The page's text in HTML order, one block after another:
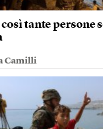
così tante persone
Camilli